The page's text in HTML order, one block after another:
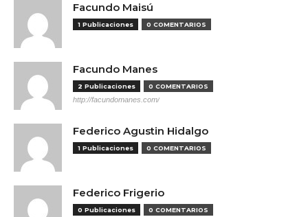
Facundo Maisú
1 Publicaciones 0 COMENTARIOS
Facundo Manes
2 Publicaciones 0 COMENTARIOS
http://facundomanes.com/
Federico Agustin Hidalgo
1 Publicaciones 0 COMENTARIOS
Federico Frigerio
0 Publicaciones 0 COMENTARIOS